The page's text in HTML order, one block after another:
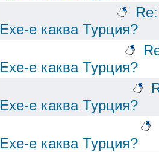
Re:
Ехе-е каква Турция?
Ехе-е каква Турция?
Ехе-е каква Турция?
Ехе-е каква Турция?